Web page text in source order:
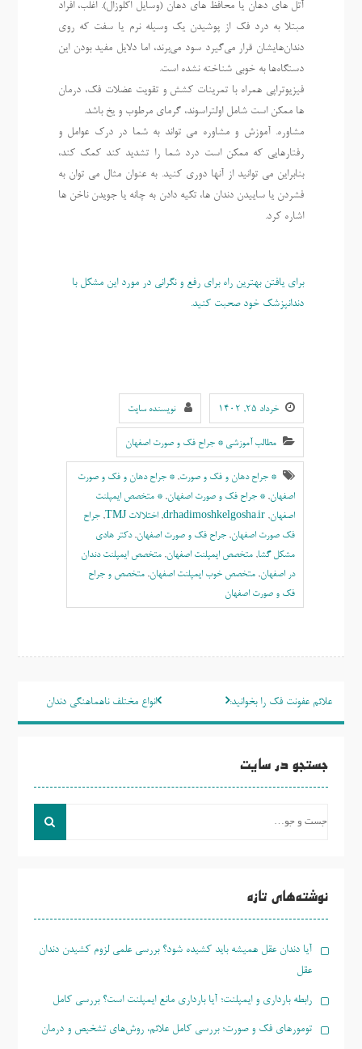
آتل های دهان یا محافظ های دهان (وسایل اکلوزال). اغلب، افراد
مبتلا به درد فک از پوشیدن یک وسیله نرم یا سفت که روی
دندان‌هایشان قرار می‌گیرد سود می‌برند، اما دلایل مفید بودن این
دستگاه‌ها به خوبی شناخته نشده است.
فیزیوتراپی همراه با تمرینات کشش و تقویت عضلات فک، درمان
ها ممکن است شامل اولتراسوند، گرمای مرطوب و یخ باشد.
مشاوره. آموزش و مشاوره می تواند به شما در درک عوامل و
رفتارهایی که ممکن است درد شما را تشدید کند کمک کند،
بنابراین می توانید از آنها دوری کنید. به عنوان مثال می توان به
فشردن یا ساییدن دندان ها، تکیه دادن به چانه یا جویدن ناخن ها
اشاره کرد.
برای یافتن بهترین راه برای رفع و نگرانی در مورد این مشکل با
دندانپزشک خود صحبت کنید.
خرداد ۲۵, ۱۴۰۲ نویسنده سایت
مطالب آموزشی * جراح فک و صورت اصفهان
* جراح دهان و فک و صورت, * جراح دهان و فک و صورت
اصفهان, * جراح فک و صورت اصفهان, * متخصص ایمپلنت
اصفهان,
drhadimoshkelgosha.ir
, اختلالات TMJ , جراح
فک صورت اصفهان, جراح فک و صورت اصفهان,دکتر هادی
مشکل گشا, متخصص ایمپلنت اصفهان, متخصص ایمپلنت دندان
در اصفهان, متخصص خوب ايمپلنت اصفهان, متخصص و جراح
فک و صورت اصفهان
راهبری
نوشته
انواع مختلف ناهماهنگی دندان علائم عفونت فک را بخوانید:
جستجو در سایت
نوشته‌های تازه
آیا دندان عقل همیشه باید کشیده شود؟ بررسی علمی لزوم کشیدن دندان
عقل
رابطه بارداری و ایمپلنت؛ آیا بارداری مانع ایمپلنت است؟ بررسی کامل
تومورهای فک و صورت؛ بررسی کامل علائم، روش‌های تشخیص و درمان